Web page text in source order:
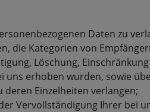
Daten zu
die Kategorien von
Löschung,
erhoben wurden, sowie
Einzelheiten verlangen;
Vervollständigung Ihrer bei